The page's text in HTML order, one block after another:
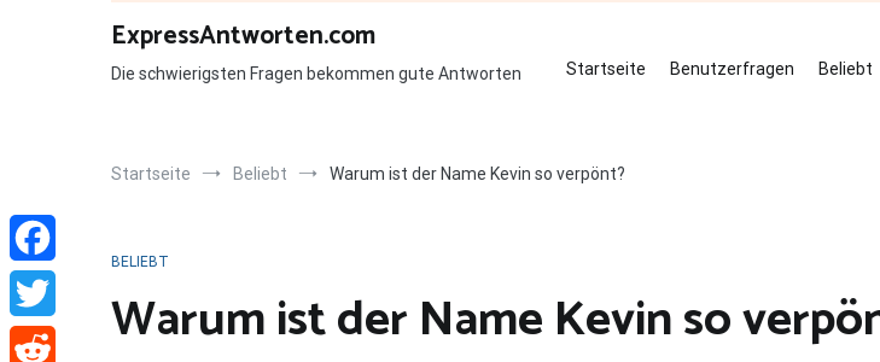
ExpressAntworten.com
Die schwierigsten Fragen bekommen gute Antworten Startseite Benutzerfragen Beliebt
Startseite Beliebt Warum ist der Name Kevin so verpönt?
BELIEBT
Warum ist der Name Kevin so
Facebook
Twitter